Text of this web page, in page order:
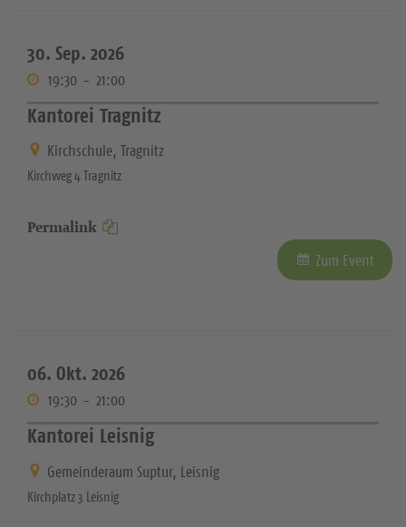
30. Sep. 2026
19:30 - 21:00
Kantorei Tragnitz
Kirchschule, Tragnitz
Kirchweg 4 Tragnitz
Permalink
Zum Event
06. Okt. 2026
19:30 - 21:00
Kantorei Leisnig
Gemeinderaum Suptur, Leisnig
Kirchplatz 3 Leisnig